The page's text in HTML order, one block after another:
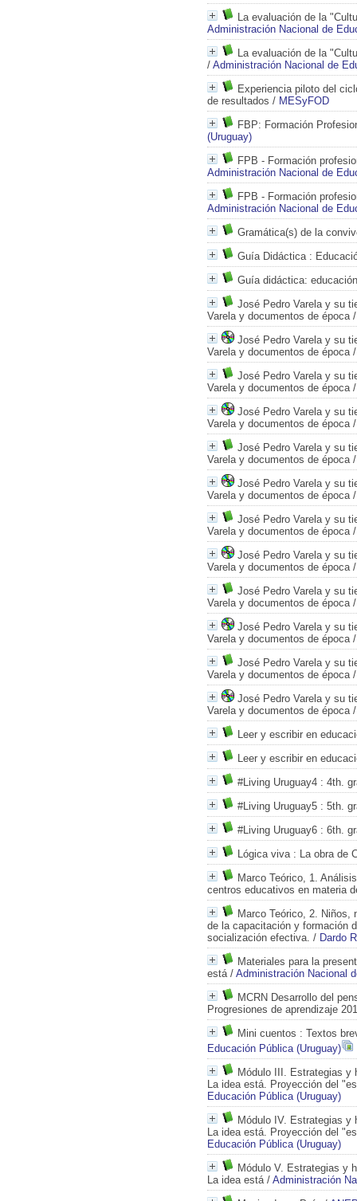
La evaluación de la
Administración Nacional de
La evaluación de la
/ Administración Nacional de
Experiencia piloto del
de resultados / MESyFOD
FBP: Formación
(Uruguay)
FPB - Formación
Administración Nacional de
FPB - Formación
Administración Nacional de
Gramática(s) de la
Guía Didáctica :
Guía didáctica:
José Pedro Varela y su
Varela y documentos de época
José Pedro Varela y su
Varela y documentos de época
José Pedro Varela y su
Varela y documentos de época
José Pedro Varela y su
Varela y documentos de época
José Pedro Varela y su
Varela y documentos de época
José Pedro Varela y su
Varela y documentos de época
José Pedro Varela y su
Varela y documentos de época
José Pedro Varela y su
Varela y documentos de época
José Pedro Varela y su
Varela y documentos de época
José Pedro Varela y su
Varela y documentos de época
José Pedro Varela y su
Varela y documentos de época
José Pedro Varela y su
Varela y documentos de época
Leer y escribir en
Leer y escribir en
#Living Uruguay4 : 4th.
#Living Uruguay5 : 5th.
#Living Uruguay6 : 6th.
Lógica viva: La obra de
Marco Teórico, 1.
centros educativos en materia
Marco Teórico, 2.
de la capacitación y formación
socialización efectiva. / Dardo
Materiales para la
está/ Administración Nacional
MCRN Desarrollo del
Progresiones de aprendizaje
Mini cuentos : Textos
Educación Pública (Uruguay)
Módulo III. Estrategias y
La idea está. Proyección del
Educación Pública (Uruguay)
Módulo IV. Estrategias y
La idea está. Proyección del
Educación Pública (Uruguay)
Módulo V. Estrategias y
La idea está/ Administración